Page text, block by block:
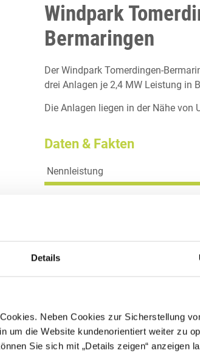
Details
Neben Cookies zur Sicherstellung
um die Website kundenorientiert weiter zu
Sie sich mit „Details zeigen“ anzeigen
Windpark
Bermaringen
Der Windpark Tomerdingen-
drei Anlagen je 2,4 MW Leistung in
Die Anlagen liegen in der Nähe von
Daten & Fakten
Nennleistung
Fabrikat
Rotordurchmesser